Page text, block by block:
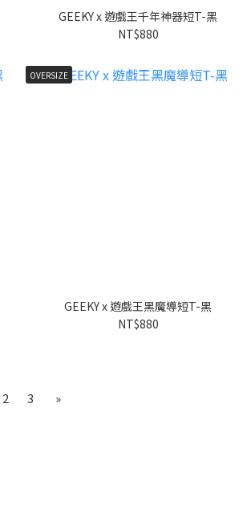
GEEKY x 遊戲王千年神器短T-黑
NT$880
OVERSIZE
GEEKY x 遊戲王黑魔導短T-黑
NT$880
2 3 »